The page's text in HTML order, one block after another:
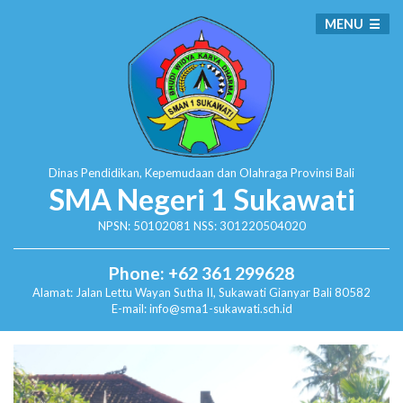
Dinas Pendidikan, Kepemudaan dan Olahraga Provinsi Bali
SMA Negeri 1 Sukawati
NPSN: 50102081 NSS: 301220504020
Phone: +62 361 299628
Alamat: Jalan Lettu Wayan Sutha II, SukawatiGianyar Bali 80582
E-mail: info@sma1-sukawati.sch.id
MENU